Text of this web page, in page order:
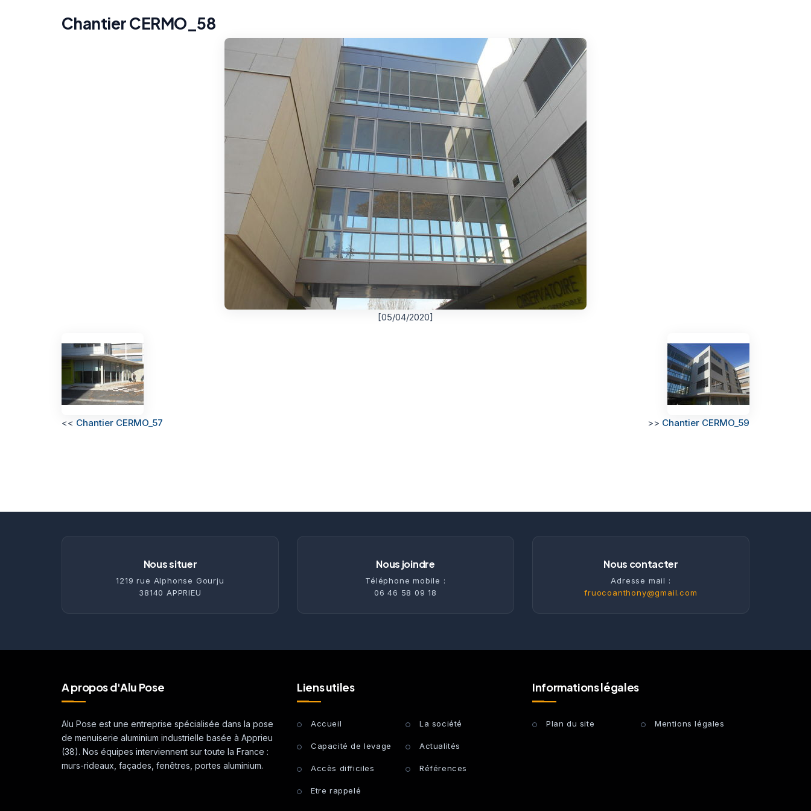
Chantier CERMO_58
[05/04/2020]
<< Chantier CERMO_57 >> Chantier CERMO_59
Nous situer
1219 rue Alphonse Gourju
38140 APPRIEU
Nous joindre
Téléphone mobile :
06 46 58 09 18
Nous contacter
Adresse mail :
fruocoanthony@gmail.com
A propos d'Alu Pose
Alu Pose est une entreprise spécialisée dans la pose
de menuiserie aluminium industrielle basée à Apprieu
(38). Nos équipes interviennent sur toute la France :
murs-rideaux, façades, fenêtres, portes aluminium.
Liens utiles
Accueil La société
Capacité de levage Actualités
Accès difficiles Références
Etre rappelé
Informations légales
Plan du site Mentions légales